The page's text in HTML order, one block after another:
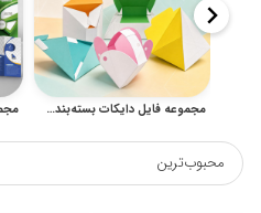
مجموعه فایل دایکات بسته‌بندی و الگوهای آماده جعبه برای طراحی و چاپ
محبوب‌ترین